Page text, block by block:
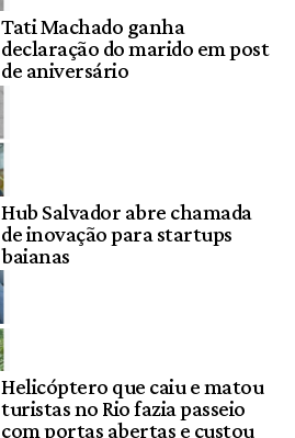
Tati Machado ganha
declaração do marido em post
de aniversário
Hub Salvador abre chamada
de inovação para startups
baianas
Helicóptero que caiu e matou
turistas no Rio fazia passeio
com portas abertas e custou